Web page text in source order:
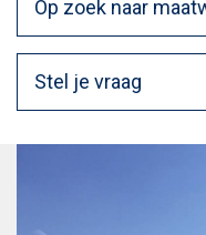
Op zoek naar
Stel je vraag